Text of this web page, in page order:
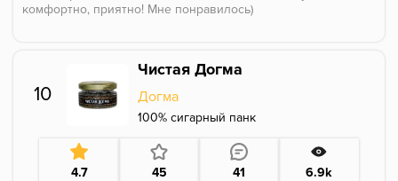
комфортно, приятно! Мне понравилось)
10
Чистая Догма
Догма
100% сигарный панк
4.7 45 41 6.9k